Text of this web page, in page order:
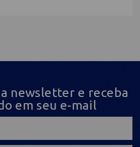
newsletter e receba
em seu e-mail